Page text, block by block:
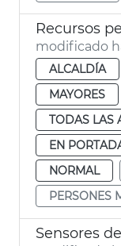
Recursos
modificado
ALCALDÍA
MAYORES
TODAS LAS
EN
NORMAL
PERSONES
Sensores